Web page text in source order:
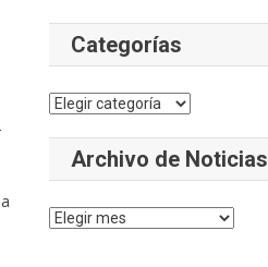
Categorías
Categorías
Archivo de Noticias
Archivo